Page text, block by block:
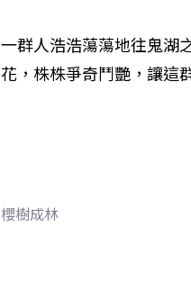
一群人浩浩蕩蕩地往鬼湖
花，株株爭奇鬥艷，讓這
櫻樹成林